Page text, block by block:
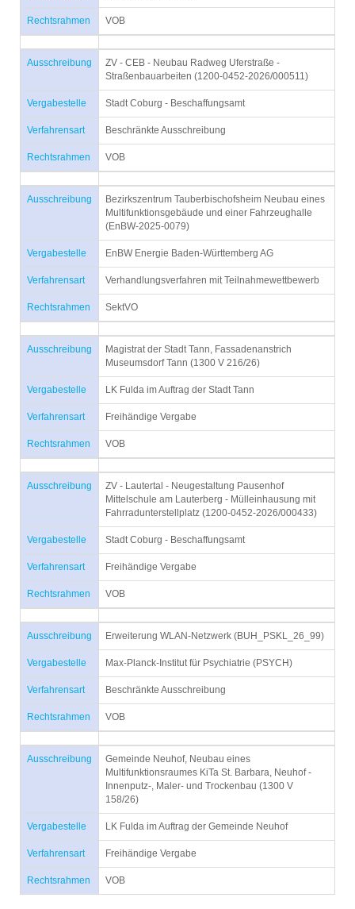
Rechtsrahmen VOB
Ausschreibung
ZV - CEB - Neubau Radweg Uferstraße -
Straßenbauarbeiten (1200-0452-2026/000511)
Vergabestelle Stadt Coburg - Beschaffungsamt
Verfahrensart Beschränkte Ausschreibung
Rechtsrahmen VOB
Ausschreibung
Bezirkszentrum Tauberbischofsheim Neubau eines
Multifunktionsgebäude und einer Fahrzeughalle
(EnBW-2025-0079)
Vergabestelle EnBW Energie Baden-Württemberg AG
Verfahrensart Verhandlungsverfahren mit Teilnahmewettbewerb
Rechtsrahmen SektVO
Ausschreibung
Magistrat der Stadt Tann, Fassadenanstrich
Museumsdorf Tann (1300 V 216/26)
Vergabestelle LK Fulda im Auftrag der Stadt Tann
Verfahrensart Freihändige Vergabe
Rechtsrahmen VOB
Ausschreibung
ZV - Lautertal - Neugestaltung Pausenhof
Mittelschule am Lauterberg - Mülleinhausung mit
Fahrradunterstellplatz (1200-0452-2026/000433)
Vergabestelle Stadt Coburg - Beschaffungsamt
Verfahrensart Freihändige Vergabe
Rechtsrahmen VOB
Ausschreibung Erweiterung WLAN-Netzwerk (BUH_PSKL_26_99)
Vergabestelle Max-Planck-Institut für Psychiatrie (PSYCH)
Verfahrensart Beschränkte Ausschreibung
Rechtsrahmen VOB
Ausschreibung
Gemeinde Neuhof, Neubau eines
Multifunktionsraumes KiTa St. Barbara, Neuhof -
Innenputz-, Maler- und Trockenbau (1300 V
158/26)
Vergabestelle LK Fulda im Auftrag der Gemeinde Neuhof
Verfahrensart Freihändige Vergabe
Rechtsrahmen VOB